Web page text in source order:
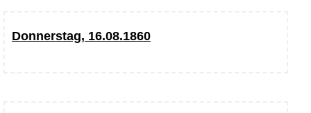
Donnerstag, 16.08.1860